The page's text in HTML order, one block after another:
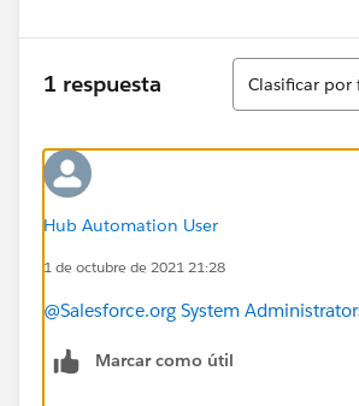
1 respuesta
Ordenar
Clasificar por
Hub Automation User
1 de octubre de 2021 21:28
@Salesforce.org System
Marcar como útil